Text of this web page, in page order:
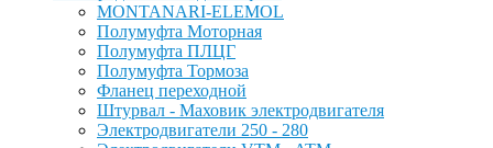
MONTANARI-ELEMOL
Полумуфта Моторная
Полумуфта ПЛЦГ
Полумуфта Тормоза
Фланец переходной
Штурвал - Маховик электродвигателя
Электродвигатели 250 - 280